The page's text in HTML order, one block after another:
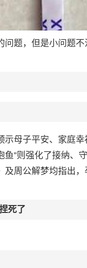
题，但是小问题
母子平安、家庭
鱼”则强化了接纳、
周公解梦均指出
死了